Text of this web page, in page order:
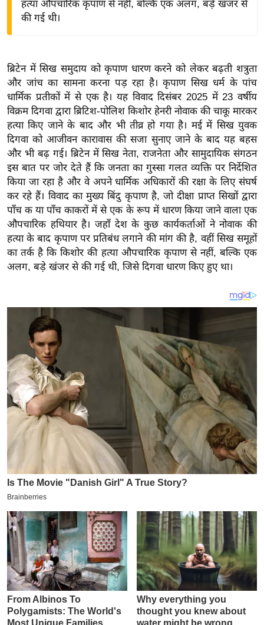
वि
रा
य
ब
ज
ट
खे
ल
क्रि
के
ट
I
P
L
इ
म
ई
पे
प
मि
सा
बे
मि
सा
ल
श
ख्सि
हत्या औपचारिक कृपाण से नहीं, बल्कि एक अलग, बड़े खंजर से
की गई थी।
ब्रिटेन में सिख समुदाय को कृपाण धारण करने को लेकर बढ़ती शत्रुता
और जांच का सामना करना पड़ रहा है। कृपाण सिख धर्म के पांच
धार्मिक प्रतीकों में से एक है। यह विवाद दिसंबर 2025 में 23 वर्षीय
विक्रम दिगवा द्वारा ब्रिटिश-पोलिश किशोर हेनरी नोवाक की चाकू मारकर
हत्या किए जाने के बाद और भी तीव्र हो गया है। मई में सिख युवक
दिगवा को आजीवन कारावास की सजा सुनाए जाने के बाद यह बहस
और भी बढ़ गई। ब्रिटेन में सिख नेता, राजनेता और सामुदायिक संगठन
इस बात पर जोर देते हैं कि जनता का गुस्सा गलत व्यक्ति पर निर्देशित
किया जा रहा है और वे अपने धार्मिक अधिकारों की रक्षा के लिए संघर्ष
कर रहे हैं। विवाद का मुख्य बिंदु कृपाण है, जो दीक्षा प्राप्त सिखों द्वारा
पाँच क या पाँच काकरों में से एक के रूप में धारण किया जाने वाला एक
औपचारिक हथियार है। जहाँ देश के कुछ कार्यकर्ताओं ने नोवाक की
हत्या के बाद कृपाण पर प्रतिबंध लगाने की मांग की है, वहीं सिख समूहों
का तर्क है कि किशोर की हत्या औपचारिक कृपाण से नहीं, बल्कि एक
अलग, बड़े खंजर से की गई थी, जिसे दिगवा धारण किए हुए था।